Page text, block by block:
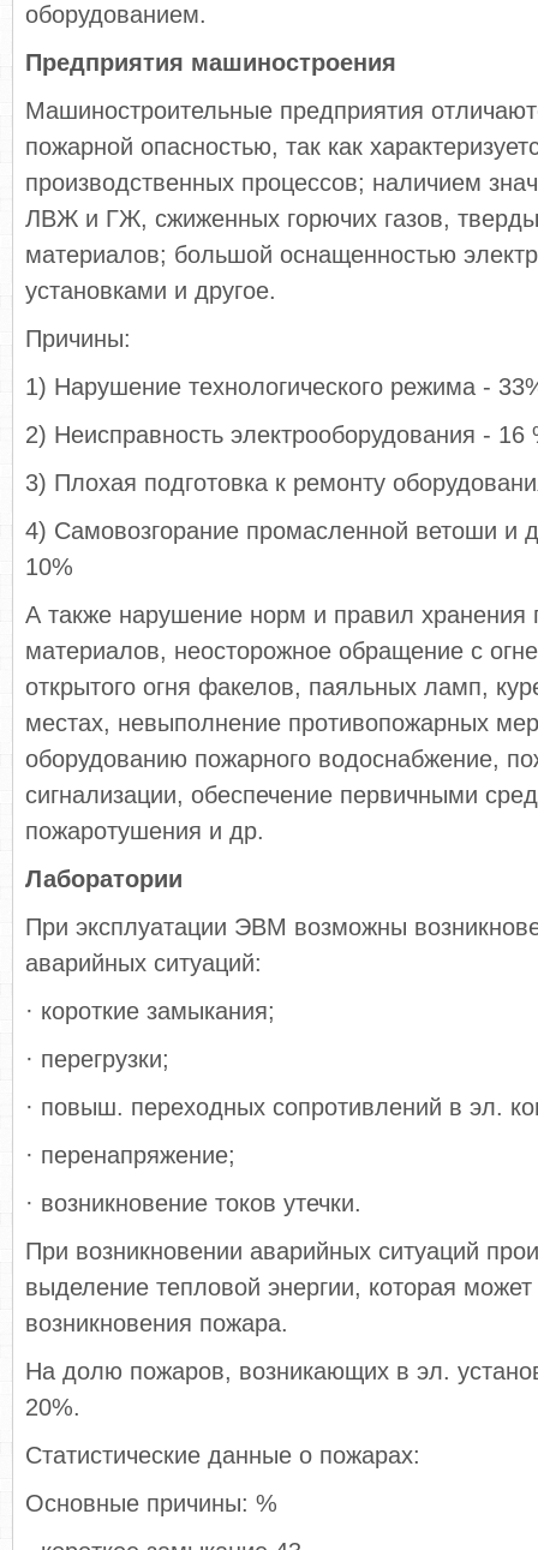
оборудованием.
Предприятия машиностроения
Машиностроительные предприятия
пожарной опасностью, так как
производственных процессов; наличием
ЛВЖ и ГЖ, сжиженных горючих газов,
материалов; большой оснащенностью
установками и другое.
Причины:
1) Нарушение технологического режима -
2) Неисправность электрооборудования - 16
3) Плохая подготовка к ремонту
4) Самовозгорание промасленной ветоши и
10%
А также нарушение норм и правил хранения
материалов, неосторожное обращение с
открытого огня факелов, паяльных ламп,
местах, невыполнение противопожарных
оборудованию пожарного водоснабжение,
сигнализации, обеспечение первичными
пожаротушения и др.
Лаборатории
При эксплуатации ЭВМ возможны
аварийных ситуаций:
· короткие замыкания;
· перегрузки;
· повыш. переходных сопротивлений в эл.
· перенапряжение;
· возникновение токов утечки.
При возникновении аварийных ситуаций
выделение тепловой энергии, которая
возникновения пожара.
На долю пожаров, возникающих в эл.
20%.
Статистические данные о пожарах:
Основные причины: %